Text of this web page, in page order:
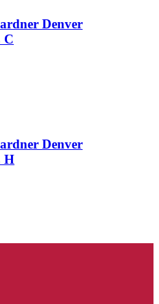
Denver
C
Denver
H